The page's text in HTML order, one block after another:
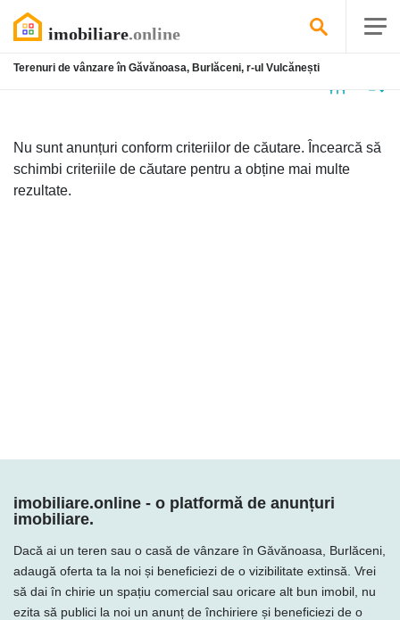
Terenuri de vânzare în Găvănoasa, Burlăceni, r-ul Vulcănești
Nu sunt anunțuri conform criteriilor de căutare. Încearcă să
schimbi criteriile de căutare pentru a obține mai multe
rezultate.
imobiliare.online - o platformă de anunțuri
imobiliare.
Dacă ai un teren sau o casă de vânzare în Găvănoasa, Burlăceni,
adaugă oferta ta la noi și beneficiezi de o vizibilitate extinsă. Vrei
să dai în chirie un spațiu comercial sau oricare alt bun imobil, nu
ezita să publici la noi un anunț de închiriere și beneficiezi de o